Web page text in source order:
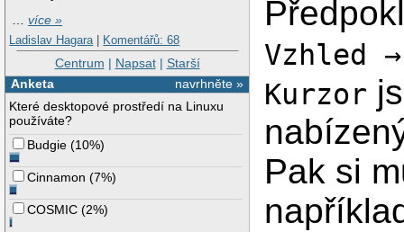
…více »
Ladislav Hagara | Komentářů: 68
Centrum | Napsat| Starší
navrhněte »
Anketa
Které desktopové prostředí na Linuxu
používáte?
Budgie (10%)
Cinnamon (7%)
COSMIC (2%)
Vzhled
Kurzor
Pak si